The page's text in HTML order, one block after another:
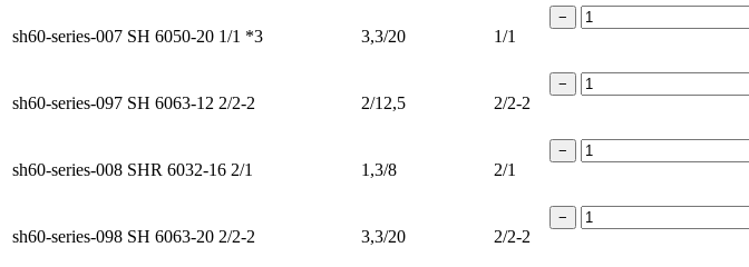
sh60-series-007 SH 6050-20 1/1 *3 3,3/20 1/1
−
sh60-series-097 SH 6063-12 2/2-2 2/12,5 2/2-2
−
sh60-series-008 SHR 6032-16 2/1 1,3/8 2/1
−
sh60-series-098 SH 6063-20 2/2-2 3,3/20 2/2-2
−